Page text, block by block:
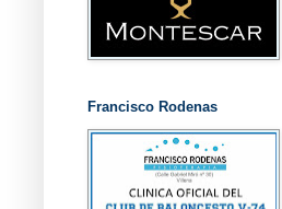
Francisco Rodenas